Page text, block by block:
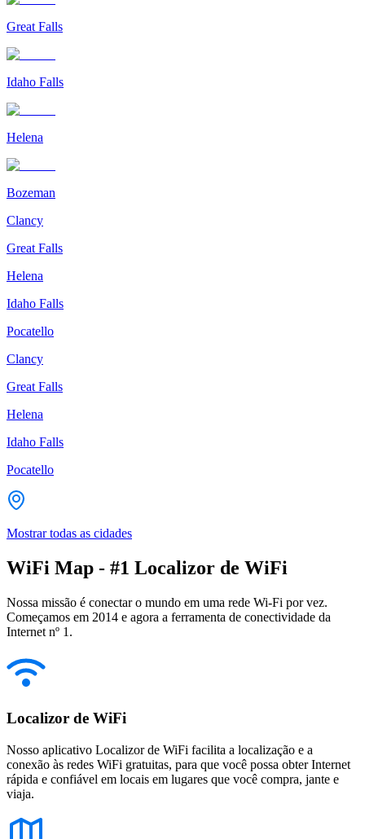
Great Falls
Idaho Falls
Helena
Bozeman
Clancy
Great Falls
Helena
Idaho Falls
Pocatello
Clancy
Great Falls
Helena
Idaho Falls
Pocatello
Mostrar todas as cidades
WiFi Map - #1 Localizor de WiFi
Nossa missão é conectar o mundo em uma rede Wi-Fi por vez.
Começamos em 2014 e agora a ferramenta de conectividade da
Internet nº 1.
Localizor de WiFi
Nosso aplicativo Localizor de WiFi facilita a localização e a
conexão às redes WiFi gratuitas, para que você possa obter Internet
rápida e confiável em locais em lugares que você compra, jante e
viaja.